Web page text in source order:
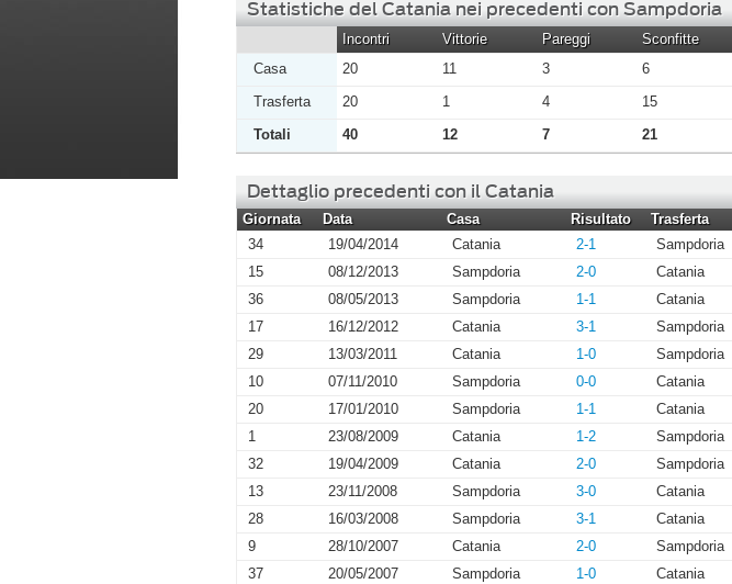
Statistiche del Catania nei precedenti con Sampdoria
Incontri Vittorie Pareggi Sconfitte
Casa
20 11 3 6
Trasferta
20 1 4 15
Totali
40 12 7 21
Dettaglio precedenti con il Catania
Giornata Data Casa Risultato Trasferta
34
19/04/2014 Catania 2-1 Sampdoria
15
08/12/2013 Sampdoria 2-0 Catania
36
08/05/2013 Sampdoria 1-1 Catania
17
16/12/2012 Catania 3-1 Sampdoria
29
13/03/2011 Catania 1-0 Sampdoria
10
07/11/2010 Sampdoria 0-0 Catania
20
17/01/2010 Sampdoria 1-1 Catania
1
23/08/2009 Catania 1-2 Sampdoria
32
19/04/2009 Catania 2-0 Sampdoria
13
23/11/2008 Sampdoria 3-0 Catania
28
16/03/2008 Sampdoria 3-1 Catania
9
28/10/2007 Catania 2-0 Sampdoria
37
20/05/2007 Sampdoria 1-0 Catania